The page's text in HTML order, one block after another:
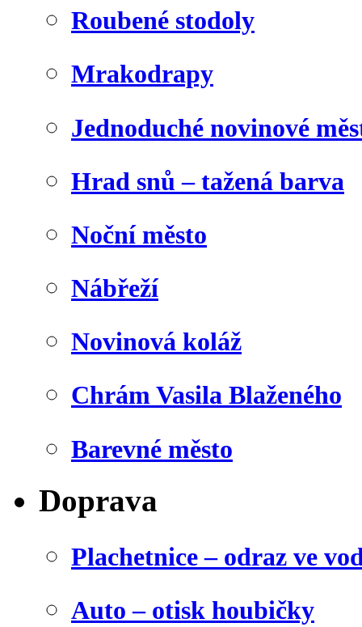
Roubené stodoly
Mrakodrapy
Jednoduché novinové
Hrad snů – tažená barva
Noční město
Nábřeží
Novinová koláž
Chrám Vasila Blaženého
Barevné město
Doprava
Plachetnice – odraz ve
Auto – otisk houbičky